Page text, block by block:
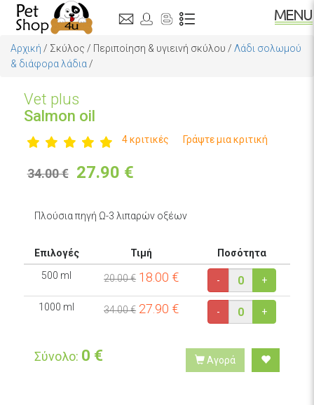
Αρχική / Σκύλος / Περιποίηση & υγιεινή σκύλου / Λάδι σολωμού
& διάφορα λάδια /
Vet plus
Salmon oil
4 κριτικές Γράψτε μια κριτική
34.00 € 27.90 €
Πλούσια πηγή Ω-3 λιπαρών οξέων
Επιλογές Τιμή
Ποσότητα
500 ml
20.00 € 18.00 € - +
1000 ml 34.00 € 27.90 € - +
Σύνολο: 0 € Αγορά